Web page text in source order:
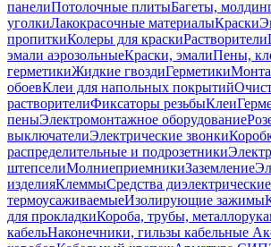
панелиПотолочные плитыБагеты,
уголкиЛакокрасочные материалыКраски
пропиткиКолеры для краскиРастворители
эмали аэрозольныеКраски, эмалиПены,
герметикиЖидкие гвоздиГерметики
обоевКлеи для напольных покрытий
растворителиФиксаторы резьбыКлеи
пеныЭлектромонтажное оборудование
выключателиЭлектрические звонки
распределительные и подрозетники
штепселиМолниеприемникиЗаземление
изделияКлеммыСредства диэлектрические
термоусаживаемыеИзолирующие зажимы
для прокладкиКороба, трубы,
кабельНаконечники, гильзы кабельные